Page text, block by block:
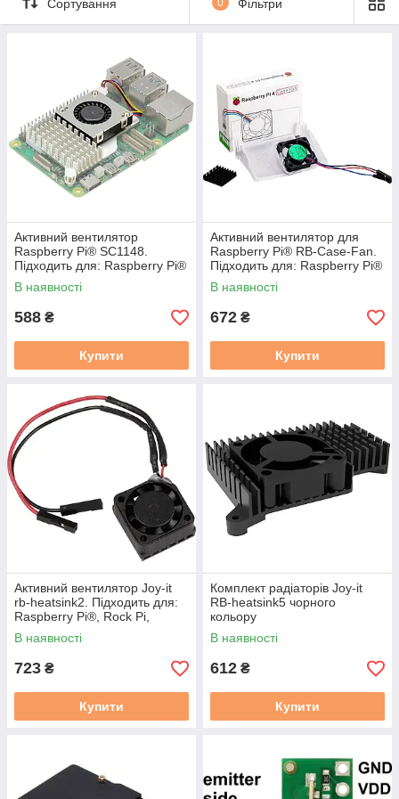
Сортування Фільтри
Активний вентилятор
Raspberry Pi® SC1148.
Підходить для: Raspberry Pi®
В наявності
588 ₴
Купити
Активний вентилятор для
Raspberry Pi® RB-Case-Fan.
Підходить для: Raspberry Pi®
білого кольору
В наявності
672 ₴
Купити
Активний вентилятор Joy-it
rb-heatsink2. Підходить для:
Raspberry Pi®, Rock Pi,
Banana Pi чорного кольору.
В наявності
723 ₴
Купити
Комплект радіаторів Joy-it
RB-heatsink5 чорного
кольору
В наявності
612 ₴
Купити